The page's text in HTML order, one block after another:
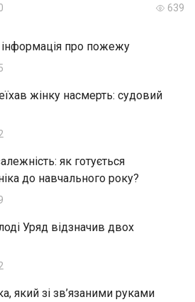
639
про пожежу
жінку насмерть: судовий
як готується
до навчального року?
Уряд відзначив двох
який зі зв’язаними руками